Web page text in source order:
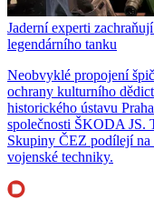
Jaderní experti
legendárního tanku
Neobvyklé propojení
ochrany kulturního
historického ústavu
společnosti ŠKODA JS.
Skupiny ČEZ podílejí na
vojenské techniky.